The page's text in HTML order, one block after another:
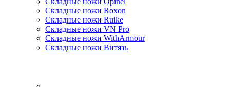
Складные ножи Roxon
Складные ножи Ruike
Складные ножи VN Pro
Складные ножи WithArmour
Складные ножи Витязь